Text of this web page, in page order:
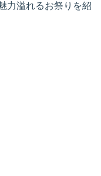
力溢れるお祭りを紹